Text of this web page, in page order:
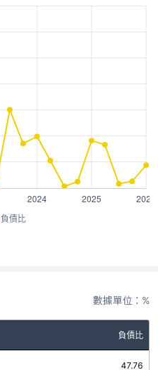
負債比
數據單位：%
負債比
47.76